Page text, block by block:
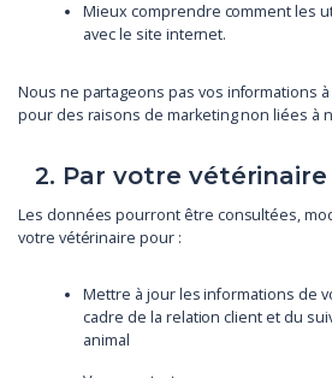
Mieux comprendre comment les
avec le site internet.
Nous ne partageons pas vos informations
pour des raisons de marketing non liées à
2. Par votre vétérinaire
Les données pourront être consultées,
votre vétérinaire pour :
Mettre à jour les informations de
cadre de la relation client et du
animal